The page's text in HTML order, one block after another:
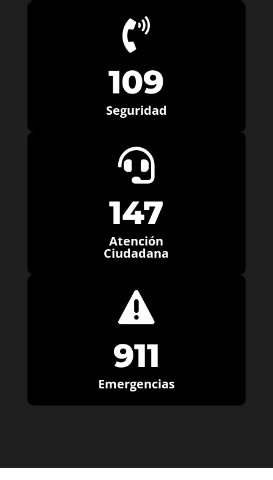

109
Seguridad

147
Atención
Ciudadana

911
Emergencias